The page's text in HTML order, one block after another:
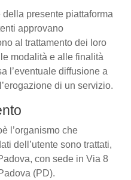
presente piattaforma
approvano
al trattamento dei loro
modalità e alle finalità
l’eventuale diffusione a
di un servizio.
l’organismo che
dell’utente sono trattati,
con sede in Via 8
(PD).